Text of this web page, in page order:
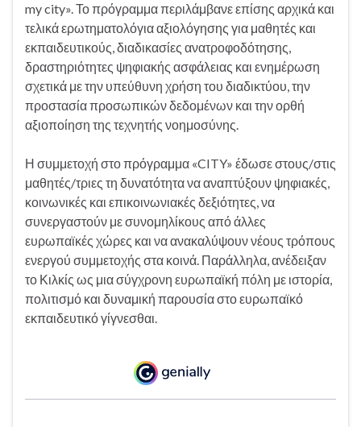
my city». Το πρόγραμμα περιλάμβανε επίσης αρχικά και
τελικά ερωτηματολόγια αξιολόγησης για μαθητές και
εκπαιδευτικούς, διαδικασίες ανατροφοδότησης,
δραστηριότητες ψηφιακής ασφάλειας και ενημέρωση
σχετικά με την υπεύθυνη χρήση του διαδικτύου, την
προστασία προσωπικών δεδομένων και την ορθή
αξιοποίηση της τεχνητής νοημοσύνης.
Η συμμετοχή στο πρόγραμμα «CITY» έδωσε στους/στις
μαθητές/τριες τη δυνατότητα να αναπτύξουν ψηφιακές,
κοινωνικές και επικοινωνιακές δεξιότητες, να
συνεργαστούν με συνομηλίκους από άλλες
ευρωπαϊκές χώρες και να ανακαλύψουν νέους τρόπους
ενεργού συμμετοχής στα κοινά. Παράλληλα, ανέδειξαν
το Κιλκίς ως μια σύγχρονη ευρωπαϊκή πόλη με ιστορία,
πολιτισμό και δυναμική παρουσία στο ευρωπαϊκό
εκπαιδευτικό γίγνεσθαι.